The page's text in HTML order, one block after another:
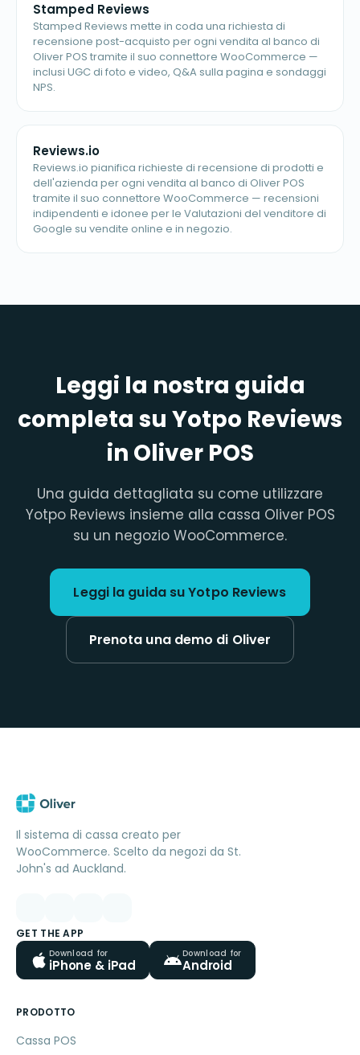
Stamped Reviews
Stamped Reviews mette in coda una richiesta di
recensione post-acquisto per ogni vendita al banco di
Oliver POS tramite il suo connettore WooCommerce —
inclusi UGC di foto e video, Q&A sulla pagina e sondaggi
NPS.
Reviews.io
Reviews.io pianifica richieste di recensione di prodotti e
dell'azienda per ogni vendita al banco di Oliver POS
tramite il suo connettore WooCommerce — recensioni
indipendenti e idonee per le Valutazioni del venditore di
Google su vendite online e in negozio.
Leggi la nostra guida
completa su Yotpo Reviews
in Oliver POS
Una guida dettagliata su come utilizzare
Yotpo Reviews insieme alla cassa Oliver POS
su un negozio WooCommerce.
Leggi la guida su Yotpo Reviews
Prenota una demo di Oliver
Il sistema di cassa creato per
WooCommerce. Scelto da negozi da St.
John's ad Auckland.
GET THE APP
Download for
iPhone & iPad
Download for
Android
PRODOTTO
Cassa POS